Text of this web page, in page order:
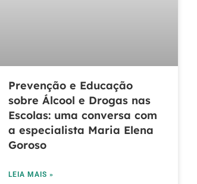
Prevenção e Educação
sobre Álcool e Drogas nas
Escolas: uma conversa com
a especialista Maria Elena
Goroso
LEIA MAIS »